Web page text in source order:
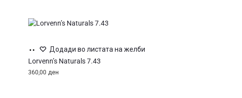
Додај
кошница
Додади во листата на желби
Lorvenn’s Naturals 7.43
360,00 ден